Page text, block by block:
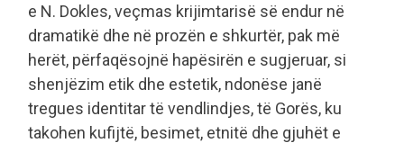
e N. Dokles, veçmas krijimtarisë së endur në
dramatikë dhe në prozën e shkurtër, pak më
herët, përfaqësojnë hapësirën e sugjeruar, si
shenjëzim etik dhe estetik, ndonëse janë
tregues identitar të vendlindjes, të Gorës, ku
takohen kufijtë, besimet, etnitë dhe gjuhët e